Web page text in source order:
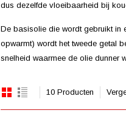
dus dezelfde vloeibaarheid bij
De basisolie die wordt gebruikt in
opwarmt) wordt het tweede getal
snelheid waarmee de olie dunner
10 Producten